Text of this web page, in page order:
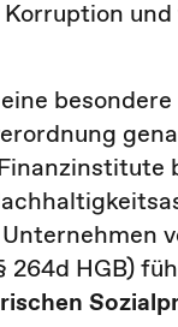
besondere
HGB)